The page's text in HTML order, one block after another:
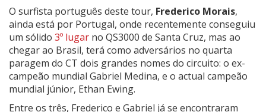
O surfista português deste tour, Frederico Morais,
ainda está por Portugal, onde recentemente conseguiu
um sólido 3º lugar no QS3000 de Santa Cruz, mas ao
chegar ao Brasil, terá como adversários no quarta
paragem do CT dois grandes nomes do circuito: o ex-
campeão mundial Gabriel Medina, e o actual campeão
mundial júnior, Ethan Ewing.
Entre os três, Frederico e Gabriel já se encontraram